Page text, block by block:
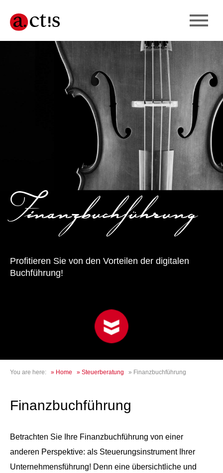
Finanzbuchführung
Profitieren Sie von den Vorteilen der digitalen
Buchführung!
You are here: » Home » Steuerberatung » Finanzbuchführung
Finanzbuchführung
Betrachten Sie Ihre Finanzbuchführung von einer
anderen Perspektive: als Steuerungsinstrument Ihrer
Unternehmensführung! Denn eine übersichtliche und